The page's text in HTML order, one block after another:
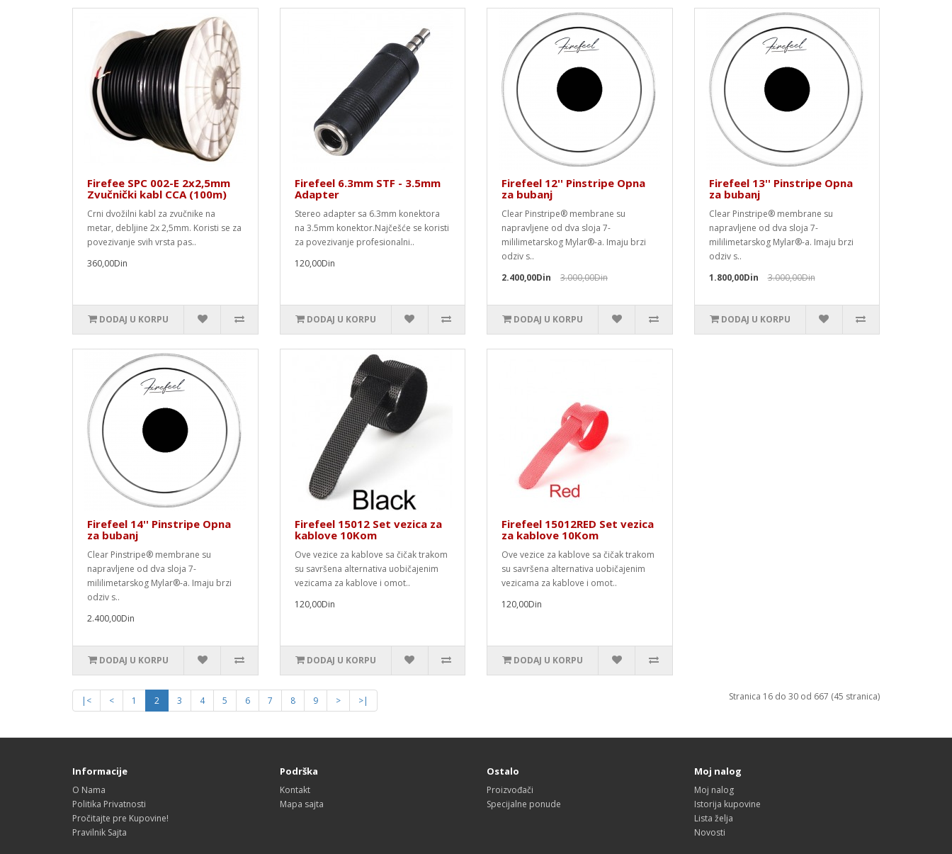
Firefee SPC 002-E 2x2,5mm
Zvučnički kabl CCA (100m)
Crni dvožilni kabl za zvučnike na
metar, debljine 2x 2,5mm. Koristi se za
povezivanje svih vrsta pas..
360,00Din
DODAJ U KORPU
Firefeel 6.3mm STF - 3.5mm
Adapter
Stereo adapter sa 6.3mm konektora
na 3.5mm konektor.Najčešće se koristi
za povezivanje profesionalni..
120,00Din
DODAJ U KORPU
Firefeel 12'' Pinstripe Opna
za bubanj
Clear Pinstripe® membrane su
napravljene od dva sloja 7-
mililimetarskog Mylar®-a. Imaju brzi
odziv s..
2.400,00Din
3.000,00Din
DODAJ U KORPU
Firefeel 13'' Pinstripe Opna
za bubanj
Clear Pinstripe® membrane su
napravljene od dva sloja 7-
mililimetarskog Mylar®-a. Imaju brzi
odziv s..
1.800,00Din
3.000,00Din
DODAJ U KORPU
Firefeel 14'' Pinstripe Opna
za bubanj
Clear Pinstripe® membrane su
napravljene od dva sloja 7-
mililimetarskog Mylar®-a. Imaju brzi
odziv s..
2.400,00Din
DODAJ U KORPU
Firefeel 15012 Set vezica za
kablove 10Kom
Ove vezice za kablove sa čičak trakom
su savršena alternativa uobičajenim
vezicama za kablove i omot..
120,00Din
DODAJ U KORPU
Firefeel 15012RED Set vezica
za kablove 10Kom
Ove vezice za kablove sa čičak trakom
su savršena alternativa uobičajenim
vezicama za kablove i omot..
120,00Din
DODAJ U KORPU
|< < 1 2 3 4 5 6 7 8 9 > >| Stranica 16 do 30 od 667 (45 stranica)
Informacije
O Nama
Politika Privatnosti
Pročitajte pre Kupovine!
Pravilnik Sajta
Podrška
Kontakt
Mapa sajta
Ostalo
Proizvođači
Specijalne ponude
Moj nalog
Moj nalog
Istorija kupovine
Lista želja
Novosti